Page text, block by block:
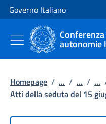
Vai al contenuto
Vai alla navigazione del sito
Governo Italiano
autonomie
Homepage / ... / ... / ...
Atti della seduta del 15